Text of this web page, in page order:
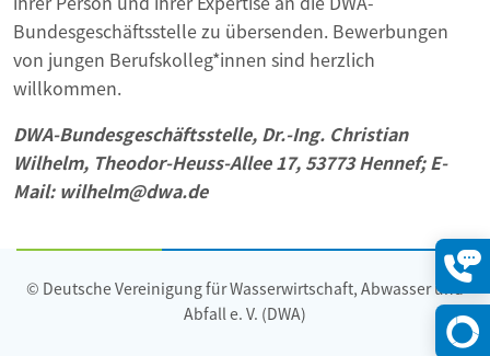
Bundesgeschäftsstelle zu übersenden. Bewerbungen
von jungen Berufskolleg*innen sind herzlich
willkommen.
DWA-Bundesgeschäftsstelle, Dr.-Ing. Christian
Wilhelm, Theodor-Heuss-Allee 17, 53773 Hennef; E-
Mail: wilhelm@dwa.de
© Deutsche Vereinigung für Wasserwirtschaft, Abwasser und
Abfall e. V. (DWA)